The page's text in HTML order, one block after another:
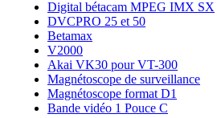
Digital bétacam MPEG IMX SX
DVCPRO 25 et 50
Betamax
V2000
Akai VK30 pour VT-300
Magnétoscope de surveillance
Magnétoscope format D1
Bande vidéo 1 Pouce C